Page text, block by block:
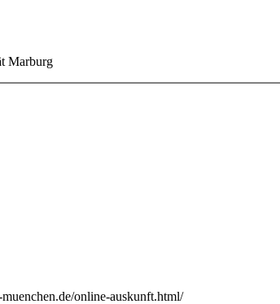
Marburg
online-auskunft.html/